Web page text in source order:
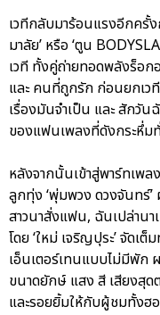
เวทีกลับมาร้อนแรงอีกครั้ง
มาลัย’ หรือ ‘ตูน
เวที ทั้งคู่ถ่ายทอดพลังร็อก
และ คนที่ถูกรัก ก่อนยกเว
เรื่องมันจำเป็น และ สักวั
ของแฟนเพลงที่ดังกระหึ่ม
หลังจากนั้นเข้าสู่พาร์ทเพ
ลูกทุ่ง ‘พุ่มพวง ดวงจันทร์
สาวนาสั่งแฟน, ฉันเปล่านา
โดย ‘ใหม่ เจริญปุระ’ จัดเ
เอ็นเตอร์เทนแบบไม่มีพัก
ขนาดยักษ์ แสง สี เสียงสุด
และรอยยิ้มให้กับผู้ชมทั้งฮ